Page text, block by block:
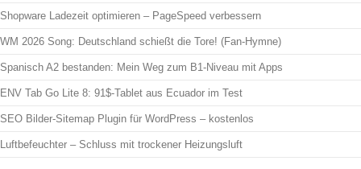
Shopware Ladezeit optimieren – PageSpeed verbessern
WM 2026 Song: Deutschland schießt die Tore! (Fan-Hymne)
Spanisch A2 bestanden: Mein Weg zum B1-Niveau mit Apps
ENV Tab Go Lite 8: 91$-Tablet aus Ecuador im Test
SEO Bilder-Sitemap Plugin für WordPress – kostenlos
Luftbefeuchter – Schluss mit trockener Heizungsluft